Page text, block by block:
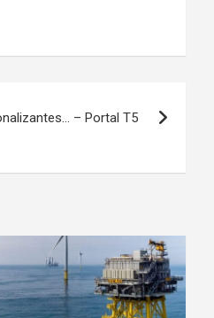
– Portal T5